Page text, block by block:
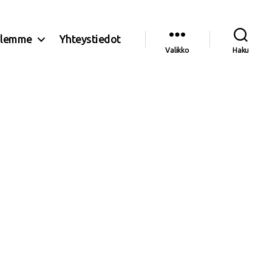
Yhteystiedot
Valikko Haku